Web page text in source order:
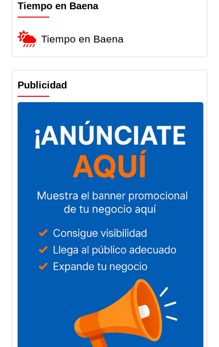
Tiempo en Baena
Tiempo en Baena
Publicidad